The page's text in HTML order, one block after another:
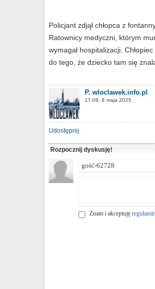
Policjant zdjął chłopca z
Ratownicy medyczni, którym
wymagał hospitalizacji.
do tego, że dziecko tam się
P. wloclawek.info.pl
17:09, 8 maja 2025
Udostępnij
Rozpocznij dyskusję!
Znam i akceptuję